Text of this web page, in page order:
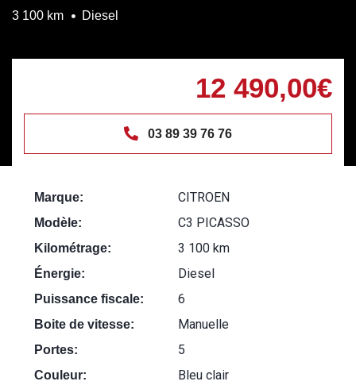
3 100 km Diesel
12 490,00€
03 89 39 76 76
Marque: CITROEN
Modèle: C3 PICASSO
Kilométrage: 3 100 km
Énergie: Diesel
Puissance fiscale: 6
Boite de vitesse: Manuelle
Portes: 5
Couleur: Bleu clair